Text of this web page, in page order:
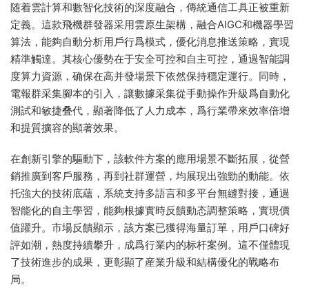
随着雲計算和數智化技術的深度融合，傳統通信工具正被重新
定義。這款飛機群發器采用雲原生架構，融合AIGC和機器學習
算法，能夠自動分析用戶行爲模式，優化消息推送策略，實現
精準觸達。其核心優勢在于安全可控和自主可控，通過智能調
度算力資源，确保在高并發場景下依然保持穩定運行。同時，
電報群采集腳本的引入，讓數據采集從手動操作升級爲自動化
測試和敏捷叠代，顯著降低了人力成本，爲行業帶來效率倍增
和提質擴容的顯著效果。
在創新引擎的驅動下，該軟件方案的應用場景不斷拓展，從營
銷推廣到客戶服務，再到社群運營，均展現出強勁的動能。依
托強大的技術底蘊，系統支持多語言和多平台無縫對接，通過
智能化的自主學習，能夠根據實時反饋動态調整策略，實現價
值躍升。市場反饋顯示，該方案已獲得海量訂單，用戶口碑好
評如潮，熱度持續攀升，成爲行業内的标杆案例。這不僅體現
了技術進步的成果，更彰顯了産業升級和結構優化的戰略布
局。